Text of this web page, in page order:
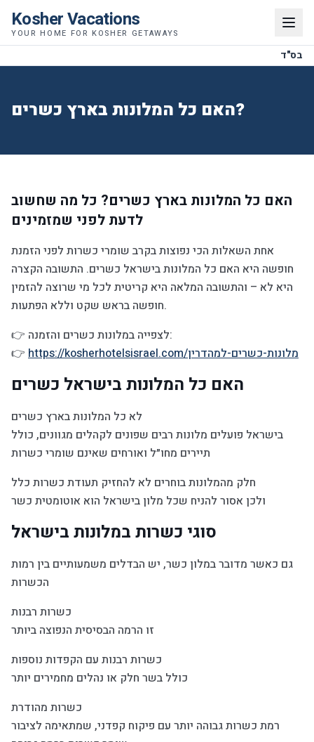
Kosher Vacations
YOUR HOME FOR KOSHER GETAWAYS
בס"ד
האם כל המלונות בארץ כשרים?
האם כל המלונות בארץ כשרים? כל מה שחשוב
לדעת לפני שמזמינים
אחת השאלות הכי נפוצות בקרב שומרי כשרות לפני הזמנת
חופשה היא האם כל המלונות בישראל כשרים. התשובה הקצרה
היא לא – והתשובה המלאה היא קריטית לכל מי שרוצה להזמין
חופשה בראש שקט וללא הפתעות.
👉 לצפייה במלונות כשרים והזמנה:
👉
https://kosherhotelsisrael.com/מלונות-כשרים-למהדרין
האם כל המלונות בישראל כשרים
לא כל המלונות בארץ כשרים
בישראל פועלים מלונות רבים שפונים לקהלים מגוונים, כולל
תיירים מחו״ל ואורחים שאינם שומרי כשרות
חלק מהמלונות בוחרים לא להחזיק תעודת כשרות כלל
ולכן אסור להניח שכל מלון בישראל הוא אוטומטית כשר
סוגי כשרות במלונות בישראל
גם כאשר מדובר במלון כשר, יש הבדלים משמעותיים בין רמות
הכשרות
כשרות רבנות
זו הרמה הבסיסית הנפוצה ביותר
כשרות רבנות עם הקפדות נוספות
כולל בשר חלק או נהלים מחמירים יותר
כשרות מהודרת
רמת כשרות גבוהה יותר עם פיקוח קפדני, שמתאימה לציבור